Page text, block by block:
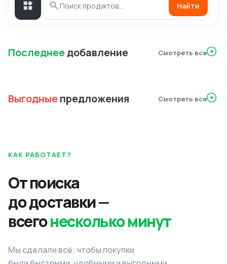
Найти
Последнеедобавление Смотреть все
Выгодныепредложения Смотреть все
КАК РАБОТАЕТ?
От поиска
до доставки —
всегонесколько минут
Мы сделали всё: чтобы покупки